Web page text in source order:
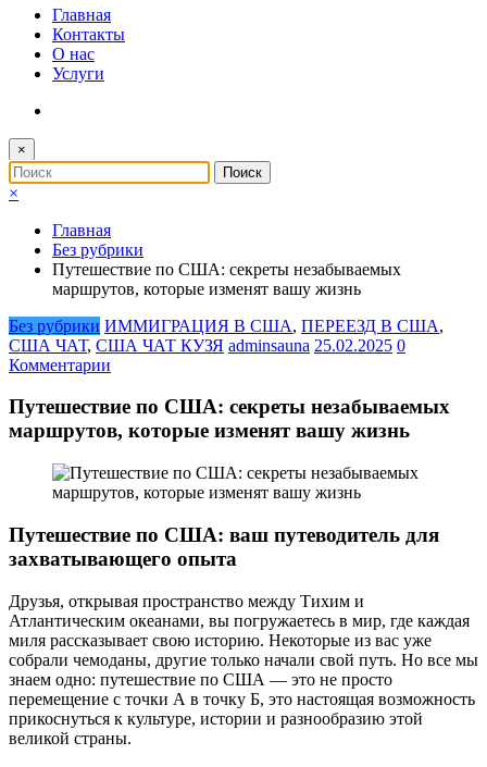
Главная
Контакты
О нас
Услуги
×
×
Главная
Без рубрики
Путешествие по США: секреты незабываемых
маршрутов, которые изменят вашу жизнь
Без рубрики ИММИГРАЦИЯ В США, ПЕРЕЕЗД В США,
США ЧАТ, США ЧАТ КУЗЯ adminsauna 25.02.2025 0
Комментарии
Путешествие по США: секреты незабываемых
маршрутов, которые изменят вашу жизнь
Путешествие по США: ваш путеводитель для
захватывающего опыта
Друзья, открывая пространство между Тихим и
Атлантическим океанами, вы погружаетесь в мир, где каждая
миля рассказывает свою историю. Некоторые из вас уже
собрали чемоданы, другие только начали свой путь. Но все мы
знаем одно: путешествие по США — это не просто
перемещение с точки А в точку Б, это настоящая возможность
прикоснуться к культуре, истории и разнообразию этой
великой страны.